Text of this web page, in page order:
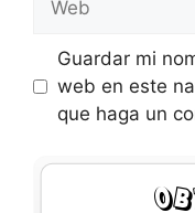
Guardar mi
web en este
que haga un